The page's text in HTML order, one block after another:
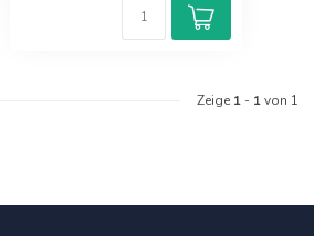
Zeige 1 - 1von 1